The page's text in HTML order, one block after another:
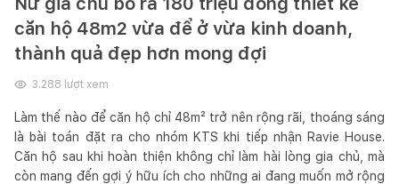
căn hộ 48m2 vừa để ở vừa kinh doanh,
thành quả đẹp hơn mong đợi
3.288 lượt xem
Làm thế nào để căn hộ chỉ 48m² trở nên rộng rãi, thoáng sáng
là bài toán đặt ra cho nhóm KTS khi tiếp nhận Ravie House.
Căn hộ sau khi hoàn thiện không chỉ làm hài lòng gia chủ, mà
còn mang đến gợi ý hữu ích cho những ai đang muốn mở rộng